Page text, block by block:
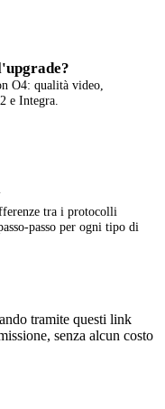
O4: qualità video,
e Integra.
tra i protocolli
passo per ogni tipo di
tramite questi link
senza alcun costo